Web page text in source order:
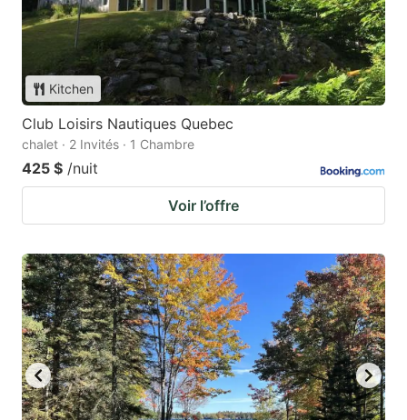
Kitchen
Club Loisirs Nautiques Quebec
chalet · 2 Invités · 1 Chambre
425 $ /nuit
Voir l’offre